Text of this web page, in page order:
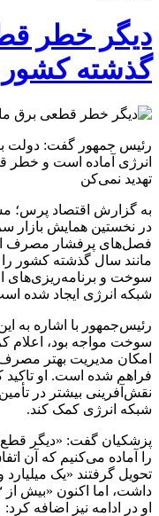
دیگر خطر
گذشته کشور
رئیس جمهور گفت: دولت
انرژی آماده است و خطر
تهدید نمی‌کن
به گزارش اقتصاد پرس؛
در نخستین همایش بازار
فصل‌های پرفشار مصرف
مانند سال گذشته کشور را
سوخت و برنامه‌ریزی‌های
شبکه انرژی ایجاد شده
رئیس‌جمهور با اشاره به
سوخت مواجه بود، اعلام
امکان مدیریت بهتر
فراهم شده است. او تاکید
نقش‌آفرینی بیشتر در
شبکه انرژی کمک کند.
پزشکیان گفت: «دیگر قطع
را آماده می‌کنیم که آن
او در ادامه نیز اضافه کرد: